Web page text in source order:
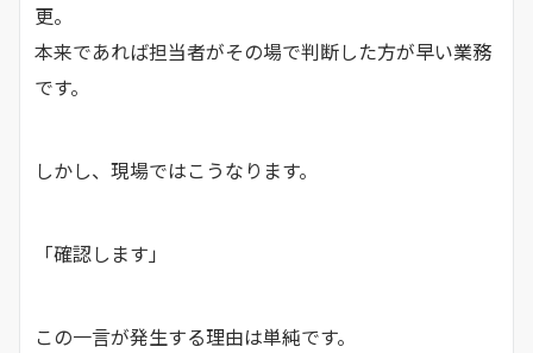
更。
本来であれば担当者がその場で判断した方が早い業務
です。
しかし、現場ではこうなります。
「確認します」
この一言が発生する理由は単純です。